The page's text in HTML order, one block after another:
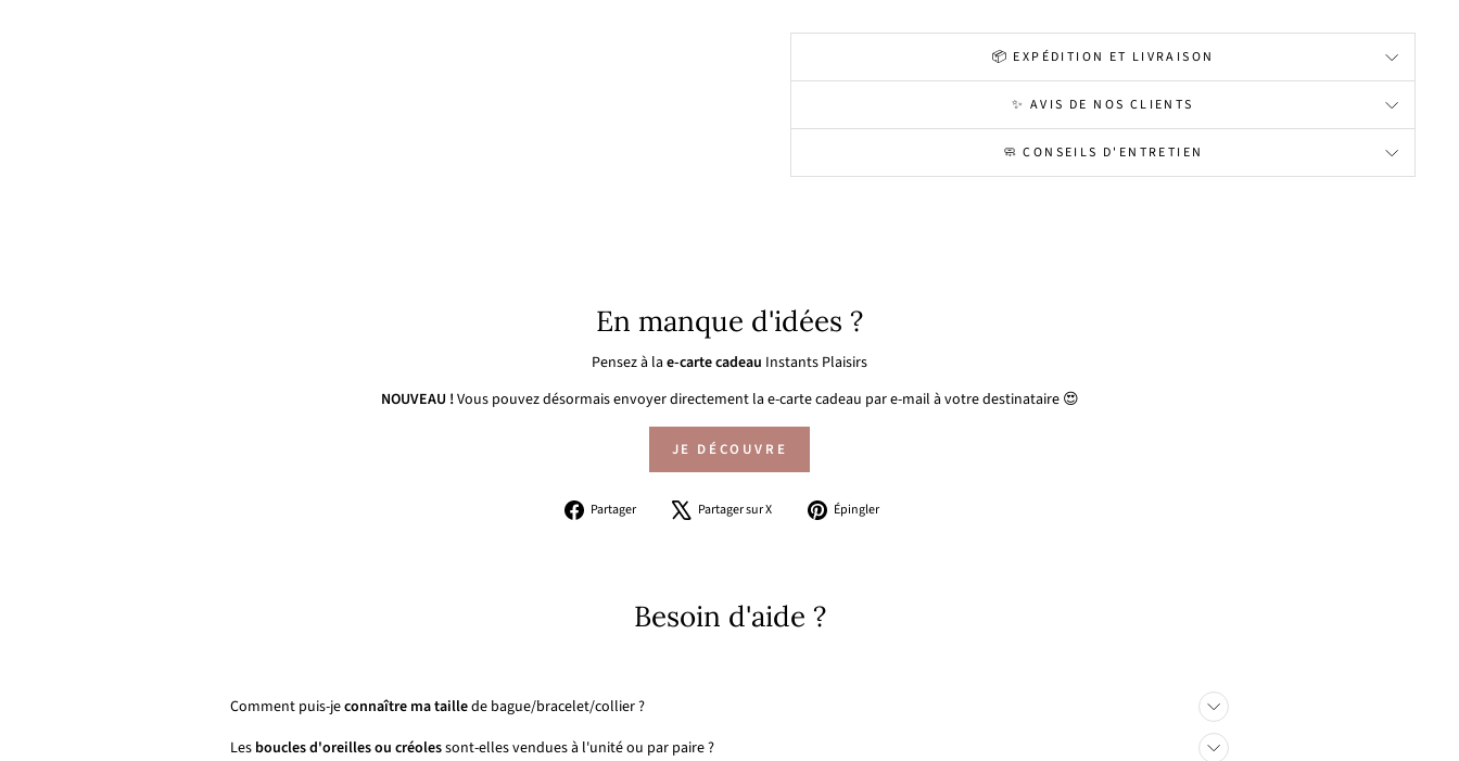
📦 EXPÉDITION ET LIVRAISON
✨ AVIS DE NOS CLIENTS
🧼 CONSEILS D'ENTRETIEN
En manque d'idées ?
Pensez à la e-carte cadeau Instants Plaisirs
NOUVEAU !Vous pouvez désormais envoyer directement la e-carte cadeau par e-mail à votre destinataire 😍
JE DÉCOUVRE
Partager
PartagerPartager sur X
TweeterÉpingler
Besoin d'aide ?
Comment puis-jeconnaître ma taillede bague/bracelet/collier ?
Les boucles d'oreilles ou créolessont-elles vendues à l'unité ou par paire ?